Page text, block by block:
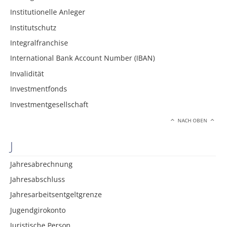
Institutionelle Anleger
Institutschutz
Integralfranchise
International Bank Account Number (IBAN)
Invalidität
Investmentfonds
Investmentgesellschaft
NACH OBEN
J
Jahresabrechnung
Jahresabschluss
Jahresarbeitsentgeltgrenze
Jugendgirokonto